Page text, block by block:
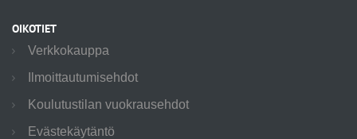
OIKOTIET
Verkkokauppa
Ilmoittautumisehdot
Koulutustilan vuokrausehdot
Evästekäytäntö